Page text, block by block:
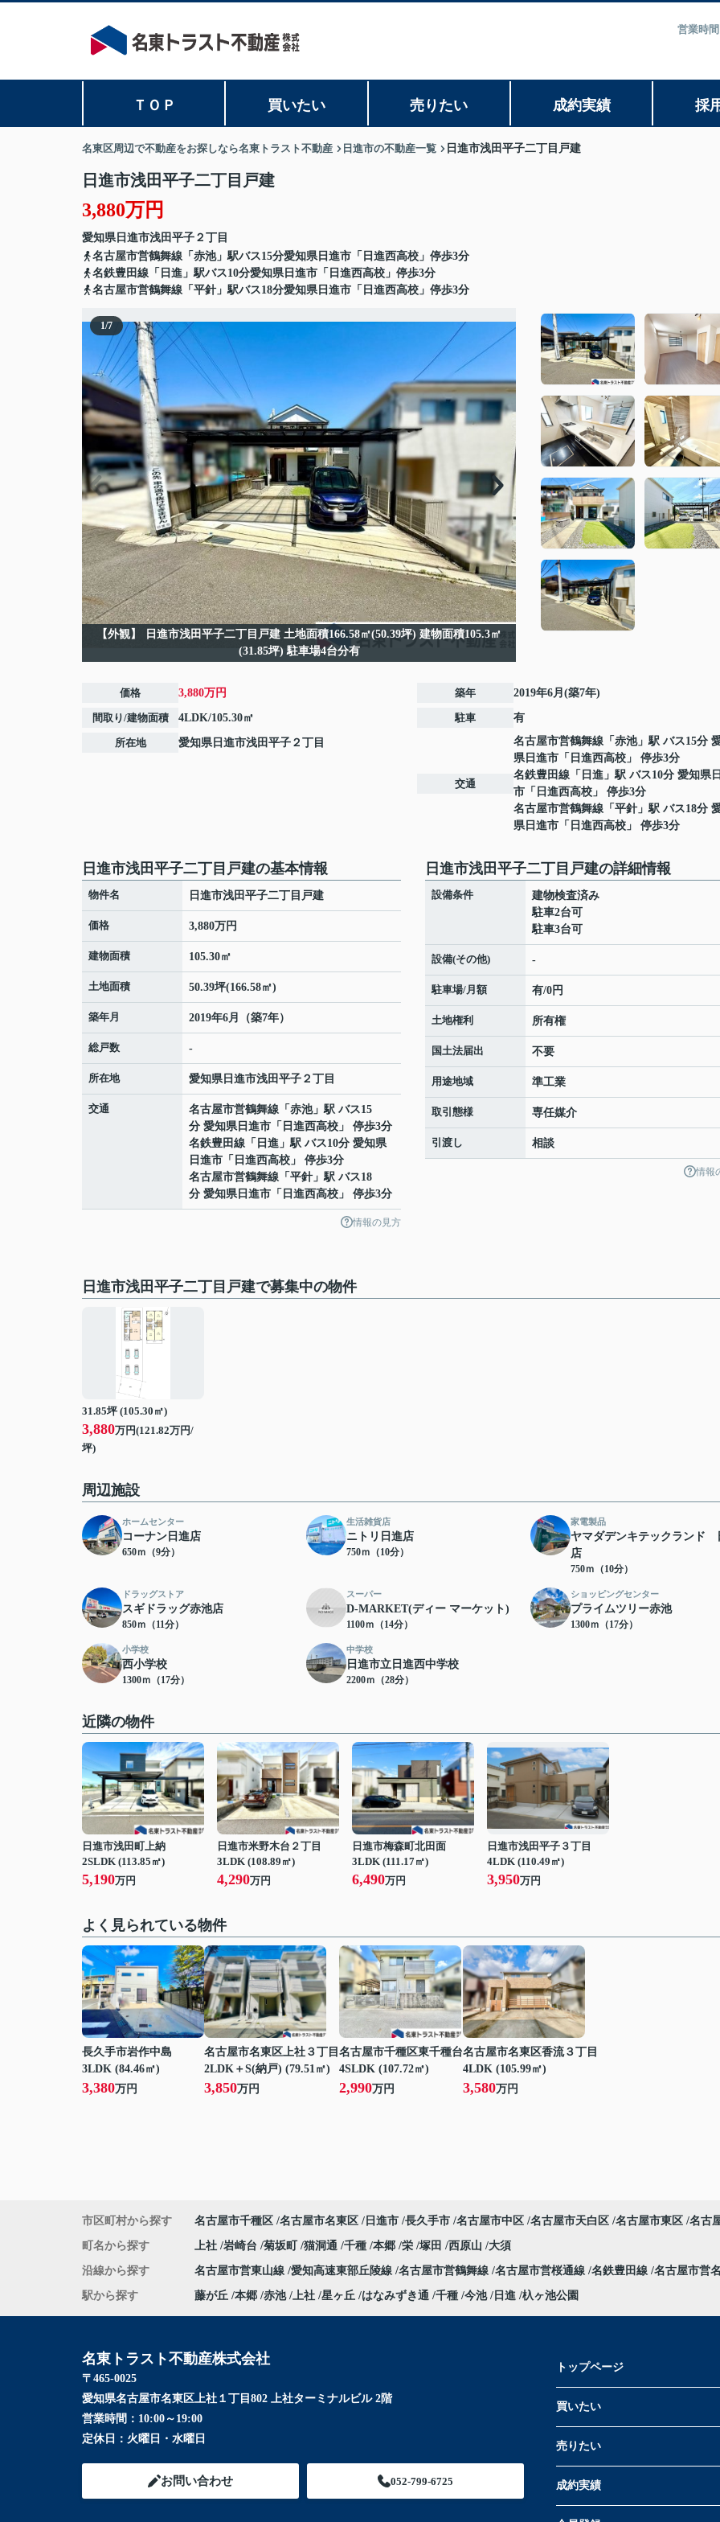
営業時
ＴＯＰ 買いたい 売りたい 成約実績 採
名東区周辺で不動産をお探しなら名東トラスト不動産 日進市の不動産一覧 日進市浅田平子二丁目戸建
日進市浅田平子二丁目戸建
3,880万円
愛知県日進市浅田平子 ２丁目
名古屋市営鶴舞線「赤池」駅バス15分愛知県日進市「日進西高校」停歩3分
名鉄豊田線「日進」駅バス10分愛知県日進市「日進西高校」停歩3分
名古屋市営鶴舞線「平針」駅バス18分愛知県日進市「日進西高校」停歩3分
1/7
【外観】
日進市浅田平子二丁目戸建 土地面積166.58㎡(50.39坪) 建物面積105.3㎡
(31.85坪) 駐車場4台分有
価格 3,880万円
間取り/建物面積 4LDK/105.30㎡
所在地 愛知県日進市浅田平子 ２丁目
築年 2019年6月(築7年)
駐車 有
交通
名古屋市営鶴舞線 「 赤池」駅 バス15分
県日進市「日進西高校」 停歩3分
名鉄豊田線 「 日進 」駅 バス10分 愛知県
市「日進西高校」 停歩3分
名古屋市営鶴舞線 「 平針」駅 バス18分
県日進市「日進西高校」 停歩3分
日進市浅田平子二丁目戸建の基本情報
物件名 日進市浅田平子二丁目戸建
価格 3,880万円
建物面積 105.30㎡
土地面積 50.39坪(166.58㎡)
築年月 2019年6月（築7年）
総戸数 -
所在地 愛知県日進市浅田平子 ２丁目
交通 名古屋市営鶴舞線 「 赤池」駅 バス15
分 愛知県日進市「日進西高校」 停歩3分
名鉄豊田線 「 日進 」駅 バス10分 愛知県
日進市「日進西高校」 停歩3分
名古屋市営鶴舞線 「 平針」駅 バス18
分 愛知県日進市「日進西高校」 停歩3分
情報の見方
日進市浅田平子二丁目戸建の詳細情報
設備条件
建物検査済み
駐車2台可
駐車3台可
設備(その他) -
駐車場/月額 有/0円
土地権利 所有権
国土法届出 不要
用途地域 準工業
取引態様 専任媒介
引渡し 相談
情報
日進市浅田平子二丁目戸建で募集中の物件
31.85坪 (105.30㎡)
3,880万円(121.82万円/
坪)
周辺施設
ホームセンター
コーナン日進店
650ｍ（9分）
生活雑貨店
ニトリ日進店
750ｍ（10分）
家電製品
ヤマダデンキテックランド
店
750ｍ（10分）
ドラッグストア
スギドラッグ赤池店
850ｍ（11分）
スーパー
D-MARKET(ディー マーケット)
1100ｍ（14分）
ショッピングセンター
プライムツリー赤池
1300ｍ（17分）
小学校
西小学校
1300ｍ（17分）
中学校
日進市立日進西中学校
2200ｍ（28分）
近隣の物件
日進市浅田町上納
2SLDK (113.85㎡)
5,190万円
日進市米野木台２丁目
3LDK (108.89㎡)
4,290万円
日進市梅森町北田面
3LDK (111.17㎡)
6,490万円
日進市浅田平子３丁目
4LDK (110.49㎡)
3,950万円
よく見られている物件
長久手市岩作中島
3LDK (84.46㎡)
3,380万円
名古屋市名東区上社３丁目
2LDK＋S(納戸) (79.51㎡)
3,850万円
名古屋市千種区東千種台
4SLDK (107.72㎡)
2,990万円
名古屋市名東区香流３丁目
4LDK (105.99㎡)
3,580万円
市区町村から探す 名古屋市千種区 名古屋市名東区 日進市 長久手市 名古屋市中区 名古屋市天白区 名古屋市東区 名古
町名から探す 上社 岩崎台 菊坂町 猫洞通 千種 本郷 栄 塚田 西原山 大須
沿線から探す 名古屋市営東山線 愛知高速東部丘陵線 名古屋市営鶴舞線 名古屋市営桜通線 名鉄豊田線 名古屋市営
駅から探す 藤が丘 本郷 赤池 上社 星ヶ丘 はなみずき通 千種 今池 日進 杁ヶ池公園
名東トラスト不動産株式会社
〒465-0025
愛知県名古屋市名東区上社１丁目802 上社ターミナルビル 2階
営業時間： 10:00～19:00
定休日： 火曜日・水曜日
お問い合わせ 052-799-6725
トップページ
買いたい
売りたい
成約実績